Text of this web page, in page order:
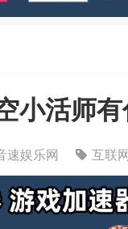
小活师有
速娱乐网 互联